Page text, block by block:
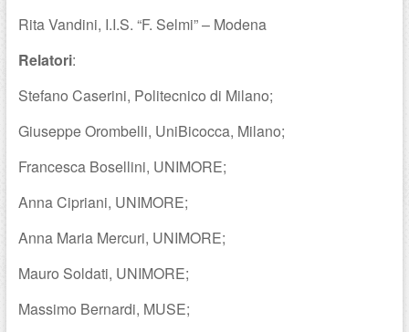
Rita Vandini, I.I.S. “F. Selmi” – Modena
Relatori:
Stefano Caserini, Politecnico di Milano;
Giuseppe Orombelli, UniBicocca, Milano;
Francesca Bosellini, UNIMORE;
Anna Cipriani, UNIMORE;
Anna Maria Mercuri, UNIMORE;
Mauro Soldati, UNIMORE;
Massimo Bernardi, MUSE;